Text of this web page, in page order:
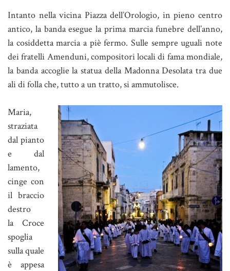
Intanto nella vicina Piazza dell’Orologio, in pieno centro
antico, la banda esegue la prima marcia funebre dell’anno,
la cosiddetta marcia a piè fermo. Sulle sempre uguali note
dei fratelli Amenduni, compositori locali di fama mondiale,
la banda accoglie la statua della Madonna Desolata tra due
ali di folla che, tutto a un tratto, si ammutolisce.
Maria,
straziata
dal pianto
e dal
lamento,
cinge con
il braccio
destro
la Croce
spoglia
sulla quale
è appesa